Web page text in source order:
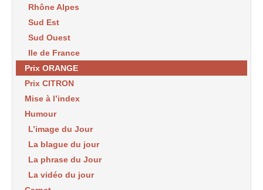
Rhône Alpes
Sud Est
Sud Ouest
Ile de France
Prix ORANGE
Prix CITRON
Mise à l’index
Humour
L’image du Jour
La blague du jour
La phrase du Jour
La vidéo du jour